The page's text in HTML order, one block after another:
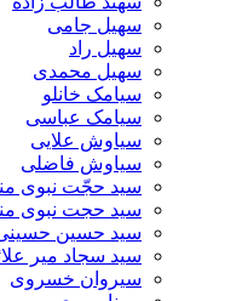
سهیل جامی
سهیل راد
سهیل محمدی
سیامک خانلو
سیامک عباسی
سیاوش علایی
سیاوش فاضلی
سید حجّت نبوی
سید حجت نبوی
سید حسین
سید سجاد میر
سیروان خسروی